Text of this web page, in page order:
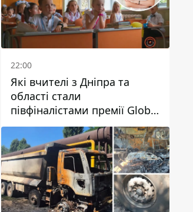
22:00
Які вчителі з Дніпра та
області стали
півфіналістами премії Global
Teacher Prize Ukraine 2026